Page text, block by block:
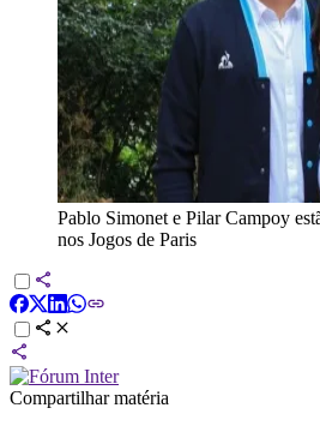
Pablo Simonet e Pilar Campoy
nos Jogos de Paris
Compartilhar matéria